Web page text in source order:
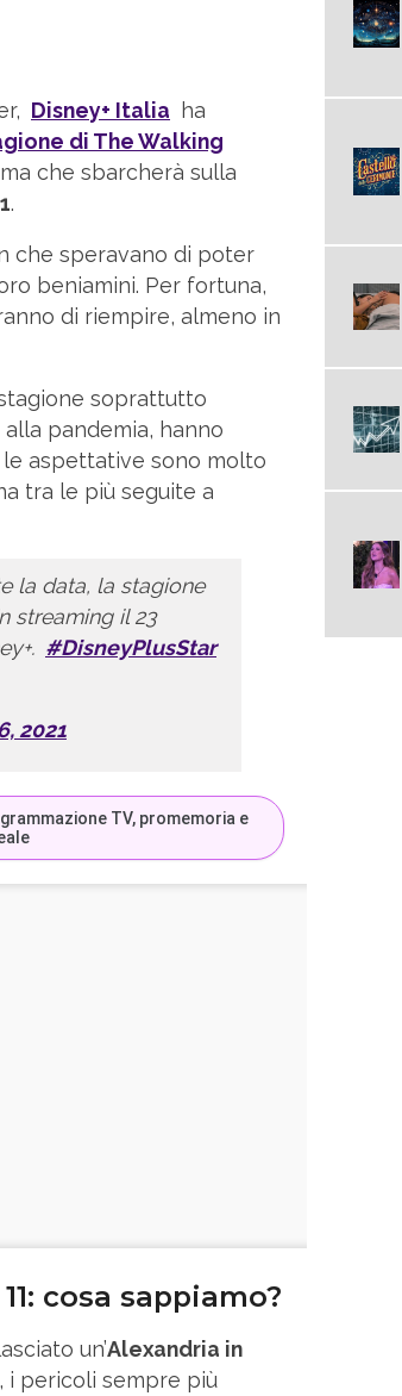
Disney+ Italia ha
di The Walking
che sbarcherà sulla
.
che speravano di poter
beniamini. Per fortuna,
di riempire, almeno in
soprattutto
pandemia, hanno
aspettative sono molto
tra le più seguite a
la data, la stagione
streaming il 23
#DisneyPlusStar
2021
TV, promemoria e
cosa sappiamo?
un’Alexandria in
i pericoli sempre più